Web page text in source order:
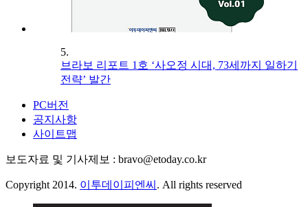
5.
브라보 리포트 1호 ‘사오정 시대, 73세까지 일하기
전략’ 발간
PC버전
공지사항
사이트맵
보도자료 및 기사제보 : bravo@etoday.co.kr
Copyright 2014. 이투데이피엔씨 . All rights reserved